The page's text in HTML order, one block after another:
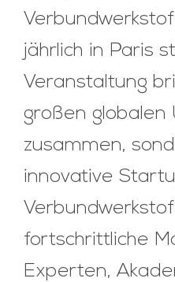
jährlich in Paris
Veranstaltung
großen globalen
zusammen,
innovative
fortschrittliche
Experten,